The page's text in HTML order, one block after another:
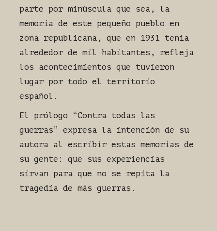
parte por minúscula que sea, la
memoria de este pequeño pueblo en
zona republicana, que en 1931 tenía
alrededor de mil habitantes, refleja
los acontecimientos que tuvieron
lugar por todo el territorio
español.
El prólogo “Contra todas las
guerras” expresa la intención de su
autora al escribir estas memorias de
su gente: que sus experiencias
sirvan para que no se repita la
tragedia de más guerras.